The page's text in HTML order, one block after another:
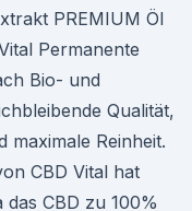
PREMIUM Öl
Permanente
Bio- und
Qualität,
maximale Reinheit.
CBD Vital hat
CBD zu 100%